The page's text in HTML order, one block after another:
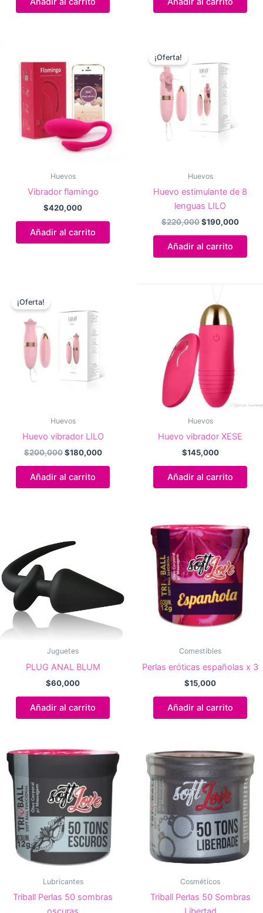
era:
era:
Huevos
Vibrador flamingo
$420,000
Añadir al carrito
¡Oferta!
Huevos
Huevo estimulante de 8
lenguas LILO
$220,000El
original
era:
$190,000El
Añadir al carrito
¡Oferta!
Huevos
Huevo vibrador LILO
$200,000 El
original
era:
$180,000El
Añadir al carrito
Huevos
Huevo vibrador XESE
$145,000
Añadir al carrito
Juguetes
PLUG ANAL BLUM
$60,000
Añadir al carrito
Comestibles
Perlas eróticas españolas x 3
$15,000
Añadir al carrito
Lubricantes
Triball Perlas 50 sombras
Cosméticos
Triball Perlas 50 Sombras